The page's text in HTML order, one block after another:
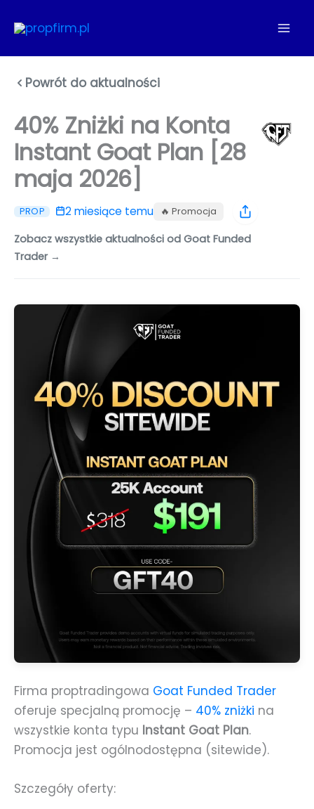
do
Powrót do aktualności
40% Zniżki na Konta
Instant Goat Plan [28
maja 2026]
PROP 2 miesiące temu 🔥 Promocja
Zobacz wszystkie aktualności od Goat Funded
Trader →
Firma proptradingowa Goat Funded Trader
oferuje specjalną promocję – 40% zniżki na
wszystkie konta typu Instant Goat Plan.
Promocja jest ogólnodostępna (sitewide).
Szczegóły oferty: